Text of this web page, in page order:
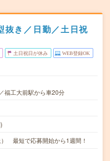
抜き／日勤／土日祝
土日祝日が休み WEB登録OK
福工大前駅から車20分
最短で応募開始から1週間！